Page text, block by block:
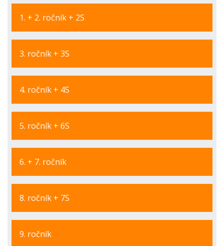
1. + 2. ročník + 2S
3. ročník + 3S
4. ročník + 4S
5. ročník + 6S
6. + 7. ročník
8. ročník + 7S
9. ročník